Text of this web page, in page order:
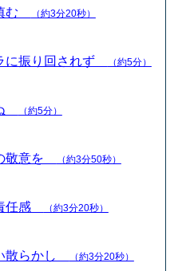
む （約3分20秒）
に振り回されず （約5分）
（約5分）
敬意を （約3分50秒）
任感 （約3分20秒）
散らかし （約3分20秒）